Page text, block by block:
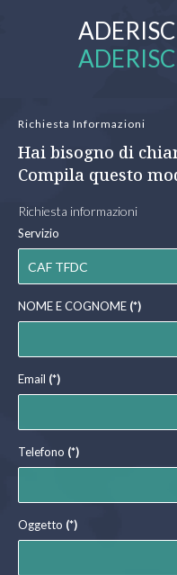
Richiesta Informazioni
Hai bisogno di
Compila questo
Richiesta informazioni
Servizio
NOME E COGNOME (*)
Email (*)
Telefono (*)
Oggetto (*)